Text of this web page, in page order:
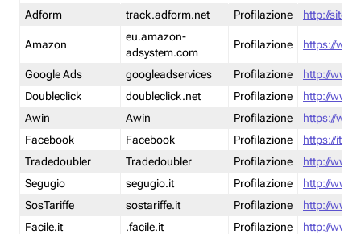
Adform track.adform.net Profilazione http://
Amazon
eu.amazon-
adsystem.com
Profilazione https://
Google Ads googleadservices Profilazione
http://
Doubleclick
doubleclick.net Profilazione
http://
Awin
Awin Profilazione
https://
Facebook
Facebook Profilazione
https://it-
Tradedoubler
Tradedoubler Profilazione
http://
Segugio
segugio.it Profilazione
http://
SosTariffe
sostariffe.it Profilazione
http://
Facile.it
.facile.it Profilazione
http://